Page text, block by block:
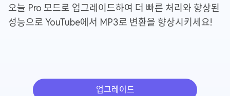
오늘 Pro 모드로 업그레이드하여 더 빠른 처리와 향상된
성능으로 YouTube에서 MP3로 변환을 향상시키세요!
업그레이드